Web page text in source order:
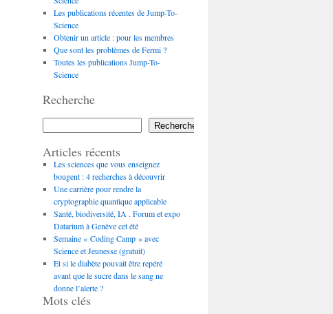
Les publications récentes de Jump-To-
Science
Obtenir un article : pour les membres
Que sont les problèmes de Fermi ?
Toutes les publications Jump-To-
Science
Recherche
Rechercher
Articles récents
Les sciences que vous enseignez
bougent : 4 recherches à découvrir
Une carrière pour rendre la
cryptographie quantique applicable
Santé, biodiversité, IA . Forum et expo
Datarium à Genève cet été
Semaine « Coding Camp » avec
Science et Jeunesse (gratuit)
Et si le diabète pouvait être repéré
avant que le sucre dans le sang ne
donne l’alerte ?
Mots clés